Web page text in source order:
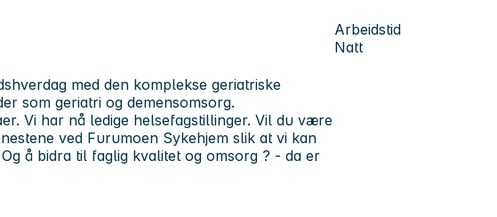
Arbeidstid
Natt
med den komplekse geriatriske
som geriatri og demensomsorg.
Vi har nå ledige helsefagstillinger. Vil du være
ved Furumoen Sykehjem slik at vi kan
å bidra til faglig kvalitet og omsorg ? - da er